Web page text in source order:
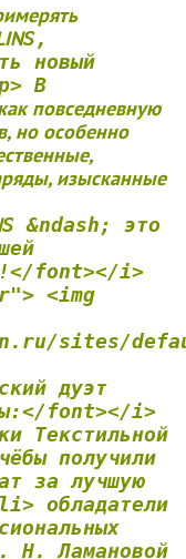
S,
новый
В
повседневную
но особенно
изысканные
S &ndash; это
font></i>
<img
sites/
дуэт
font></i>
Текстильной
получили
за лучшую
обладатели
Н. Ламановой